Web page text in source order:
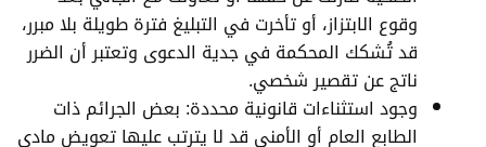
وقوع الابتزاز، أو تأخرت في التبليغ فترة طويلة بلا مبرر،
قد تُشكك المحكمة في جدية الدعوى وتعتبر أن الضرر
ناتج عن تقصير شخصي.
وجود استثناءات قانونية محددة: بعض الجرائم ذات
الطابع العام أو الأمني قد لا يترتب عليها تعويض مادي